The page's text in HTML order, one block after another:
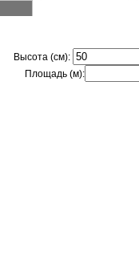
Высота (см):
Площадь (м):